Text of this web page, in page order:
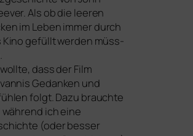
Als ob die lee­ren
im Leben immer durch
Kino gefüllt wer­den müss­
dass der Film
Gedanken und
folgt. Dazu brauch­te
wäh­rend ich eine
(oder bes­ser